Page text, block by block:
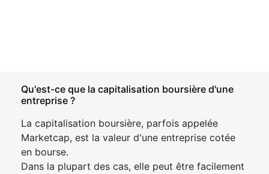
Qu'est-ce que la capitalisation boursière d'une
entreprise ?
La capitalisation boursière, parfois appelée
Marketcap, est la valeur d'une entreprise cotée
en bourse.
Dans la plupart des cas, elle peut être facilement